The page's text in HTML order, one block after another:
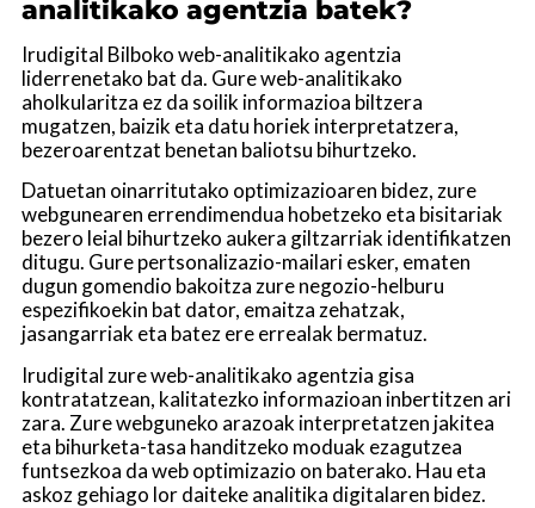
analitikako agentzia batek?
Irudigital Bilboko web-analitikako agentzia
liderrenetako bat da. Gure web-analitikako
aholkularitza ez da soilik informazioa biltzera
mugatzen, baizik eta datu horiek interpretatzera,
bezeroarentzat benetan baliotsu bihurtzeko.
Datuetan oinarritutako optimizazioaren bidez, zure
webgunearen errendimendua hobetzeko eta bisitariak
bezero leial bihurtzeko aukera giltzarriak identifikatzen
ditugu. Gure pertsonalizazio-mailari esker, ematen
dugun gomendio bakoitza zure negozio-helburu
espezifikoekin bat dator, emaitza zehatzak,
jasangarriak eta batez ere errealak bermatuz.
Irudigital zure web-analitikako agentzia gisa
kontratatzean, kalitatezko informazioan inbertitzen ari
zara. Zure webguneko arazoak interpretatzen jakitea
eta bihurketa-tasa handitzeko moduak ezagutzea
funtsezkoa da web optimizazio on baterako. Hau eta
askoz gehiago lor daiteke analitika digitalaren bidez.